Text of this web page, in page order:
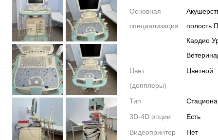
Основная
специализация
полость
Кардио
Цвет
(допплеры)
Цветной
Тип
3D-4D опции
Есть
Видеопринтер
Нет